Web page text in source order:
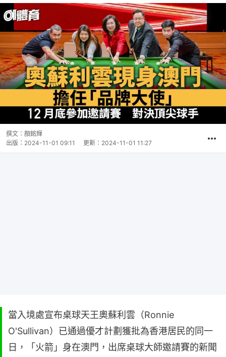
撰文： 顏銘輝
出版： 2024-11-01 09:11 更新： 2024-11-01 11:27
當入境處宣布桌球天王奧蘇利雲（Ronnie
O'Sullivan）已通過優才計劃獲批為香港居民的同一
日，「火箭」身在澳門，出席桌球大師邀請賽的新聞